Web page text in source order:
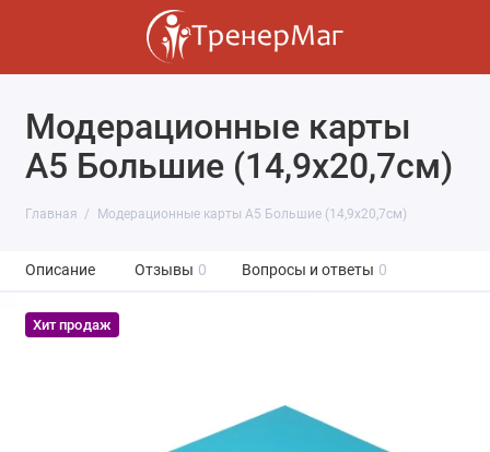
Модерационные карты
А5 Большие (14,9х20,7см)
Главная Модерационные карты А5 Большие (14,9х20,7см)
Описание Отзывы 0 Вопросы и ответы 0
Хит продаж